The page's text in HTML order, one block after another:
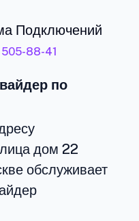
Подключений
88-41
по
дом 22
обслуживает